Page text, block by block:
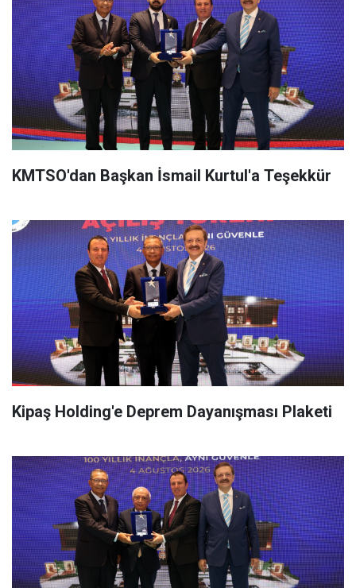
KMTSO'dan Başkan İsmail Kurtul'a Teşekkür
Kipaş Holding'e Deprem Dayanışması Plaketi